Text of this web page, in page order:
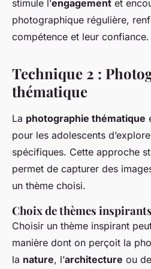
stimule l’engagement et
photographique régulière,
compétence et leur confiance.
Technique 2 :
thématique
La photographie thématique
pour les adolescents
spécifiques. Cette approche
permet de capturer des
un thème choisi.
Choix de thèmes inspirants
Choisir un thème inspirant
manière dont on perçoit la
la nature, l’architecture ou